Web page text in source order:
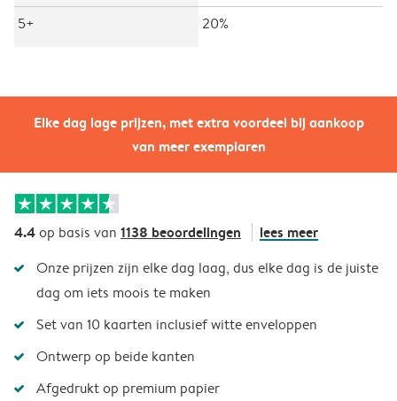
Elke dag lage prijzen, met extra voordeel bij aankoop
van meer exemplaren
5+
20%
4.4op basis van 1138 beoordelingen lees meer
Onze prijzen zijn elke dag laag, dus elke dag is de juiste
dag om iets moois te maken
Set van 10 kaarten inclusief witte enveloppen
Ontwerp op beide kanten
Afgedrukt op premium papier